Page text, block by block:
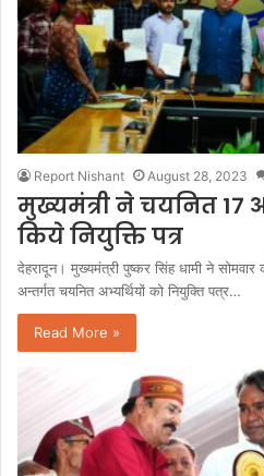
Report Nishant August 28, 2023
मुख्यमंत्री ने चयनित 17
किये नियुक्ति पत्र
देहरादून। मुख्यमंत्री पुष्कर सिंह धामी ने सोमवार
अन्तर्गत चयनित अभ्यर्थियों को नियुक्ति पत्र…
Read More »